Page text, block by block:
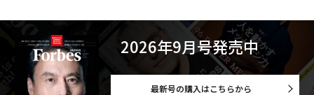
2026年9月号発売中
最新号の購入はこちらから